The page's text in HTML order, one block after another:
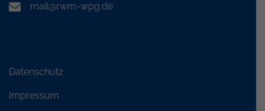
mail@rwm-wpg.de
Datenschutz
Impressum